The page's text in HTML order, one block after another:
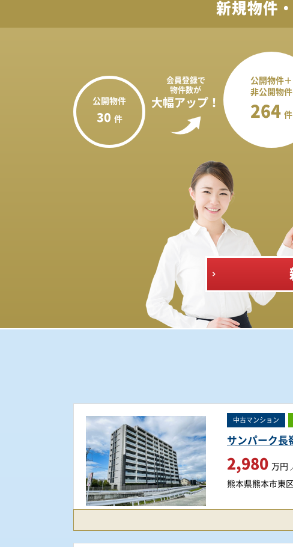
新規物件
会員登録で
物件数が
大幅アップ！
公開物件
30 件
公開物件＋
非公開物件
264 件
中古マンション
サンパーク長
2,980 万円
熊本県熊本市東